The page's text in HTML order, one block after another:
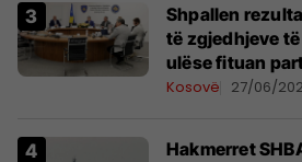
Shpallen
të zgjedhjeve
ulëse fituan
Kuvend?
Kosovë 27/06/
Hakmerret